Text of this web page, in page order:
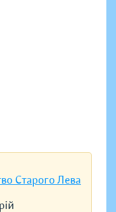
Старого Лева